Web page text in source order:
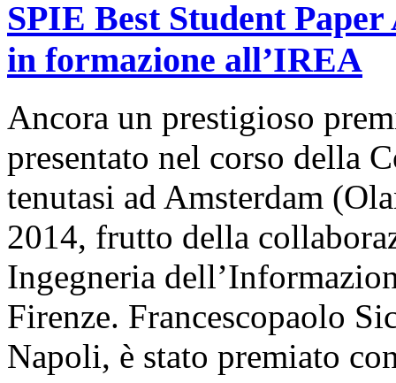
SPIE Best Student
in formazione all’IREA
Ancora un prestigioso
presentato nel corso della
tenutasi ad Amsterdam
2014, frutto della
Ingegneria
Firenze. Francescopaolo
Napoli, è stato premiato